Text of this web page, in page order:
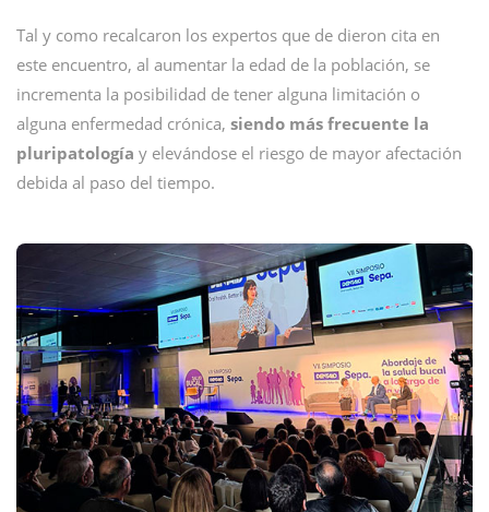
Tal y como recalcaron los expertos que de dieron cita en
este encuentro, al aumentar la edad de la población, se
incrementa la posibilidad de tener alguna limitación o
alguna enfermedad crónica, siendo más frecuente la
pluripatología y elevándose el riesgo de mayor afectación
debida al paso del tiempo.